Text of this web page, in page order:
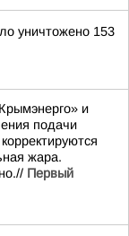
уничтожено 153
и
подачи
жара.
Первый